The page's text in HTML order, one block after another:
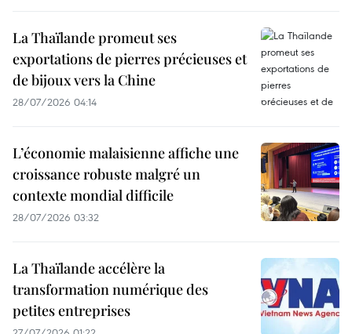
La Thaïlande promeut ses
exportations de pierres précieuses et
de bijoux vers la Chine
28/07/2026 04:14
L’économie malaisienne affiche une
croissance robuste malgré un
contexte mondial difficile
28/07/2026 03:32
La Thaïlande accélère la
transformation numérique des
petites entreprises